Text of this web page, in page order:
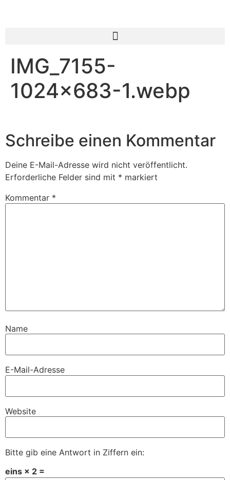
IMG_7155-
1024×683-1.webp
Schreibe einen Kommentar
Deine E-Mail-Adresse wird nicht veröffentlicht.
Erforderliche Felder sind mit * markiert
Kommentar *
Name
E-Mail-Adresse
Website
Bitte gib eine Antwort in Ziffern ein:
eins × 2 =